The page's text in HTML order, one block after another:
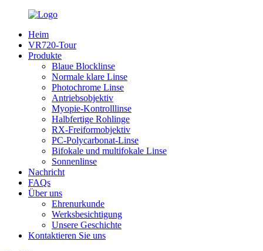
Heim
VR720-Tour
Produkte
Blaue Blocklinse
Normale klare Linse
Photochrome Linse
Antriebsobjektiv
Myopie-Kontrolllinse
Halbfertige Rohlinge
RX-Freiformobjektiv
PC-Polycarbonat-Linse
Bifokale und multifokale Linse
Sonnenlinse
Nachricht
FAQs
Über uns
Ehrenurkunde
Werksbesichtigung
Unsere Geschichte
Kontaktieren Sie uns